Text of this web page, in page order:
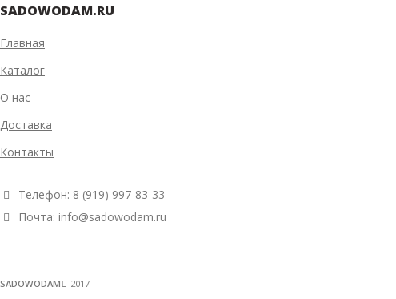
SADOWODAM.RU
Главная
Каталог
О нас
Доставка
Контакты
Телефон: 8 (919) 997-83-33
Почта: info@sadowodam.ru
SADOWODAM 2017